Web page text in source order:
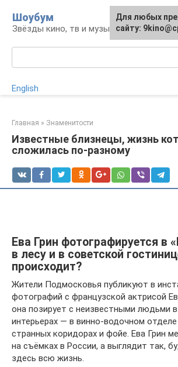
контенту
Шоубум
Звёзды кино, тв и музыки
English
Главная » Знаменитости
Известные близнецы, жизнь
сложилась по-разному
Ева Грин фотографируется в
в лесу и в советской
происходит?
Жители Подмосковья публикуют в
фотографий с французской актрисой
она позирует с неизвестными людьми
интерьерах — в винно-водочном отделе
странных коридорах и фойе. Ева Грин
на съёмках в России, а выглядит так,
здесь всю жизнь.
Для любых
сайту: